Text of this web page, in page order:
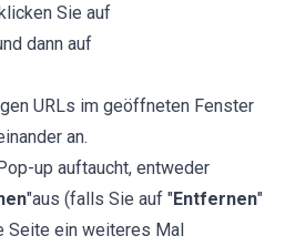
Sie auf
dann auf
URLs im geöffneten Fenster
an.
up auftaucht, entweder
"aus (falls Sie auf "Entfernen"
Seite ein weiteres Mal